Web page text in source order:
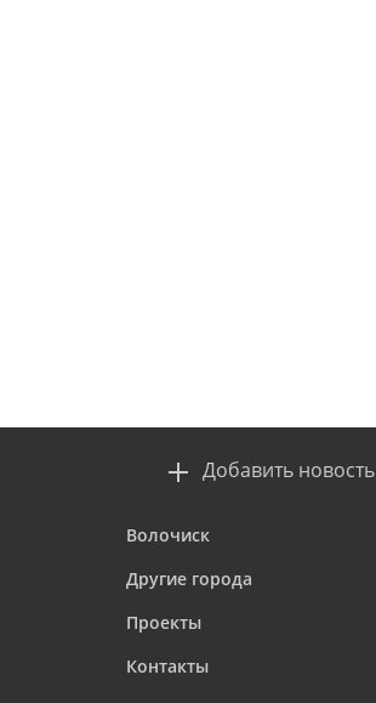
Добавить новость
Волочиск
Другие города
Проекты
Контакты